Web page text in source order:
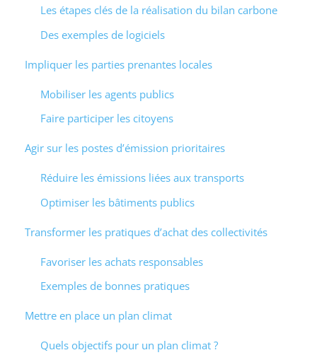
Les étapes clés de la réalisation du bilan carbone
Des exemples de logiciels
Impliquer les parties prenantes locales
Mobiliser les agents publics
Faire participer les citoyens
Agir sur les postes d’émission prioritaires
Réduire les émissions liées aux transports
Optimiser les bâtiments publics
Transformer les pratiques d’achat des collectivités
Favoriser les achats responsables
Exemples de bonnes pratiques
Mettre en place un plan climat
Quels objectifs pour un plan climat ?